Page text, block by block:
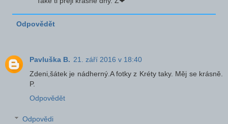
Odpovědět
Pavluška B. 21. září 2016 v 18:40
Zdeni,šátek je nádherný.A fotky z Kréty taky. Měj se krásně.
P.
Odpovědět
Odpovědi